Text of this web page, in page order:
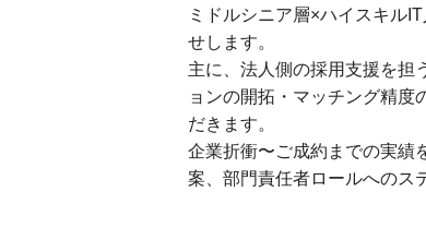
ミドルシニア層×ハイスキル
せします。
主に、法人側の採用支援を担
ョンの開拓・マッチング精度
だきます。
企業折衝〜ご成約までの実績
案、部門責任者ロールへのス